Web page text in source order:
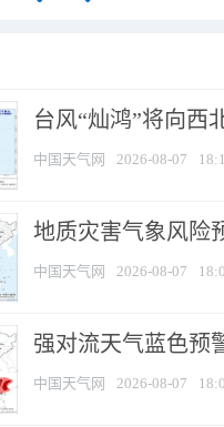
台风“灿鸿”将向西
中国天气网 2026-08-07
地质灾害气象风险
中国天气网 2026-08-07
强对流天气蓝色预
中国天气网 2026-08-07